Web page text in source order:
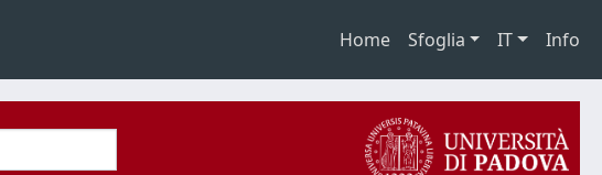
Home Sfoglia IT Info